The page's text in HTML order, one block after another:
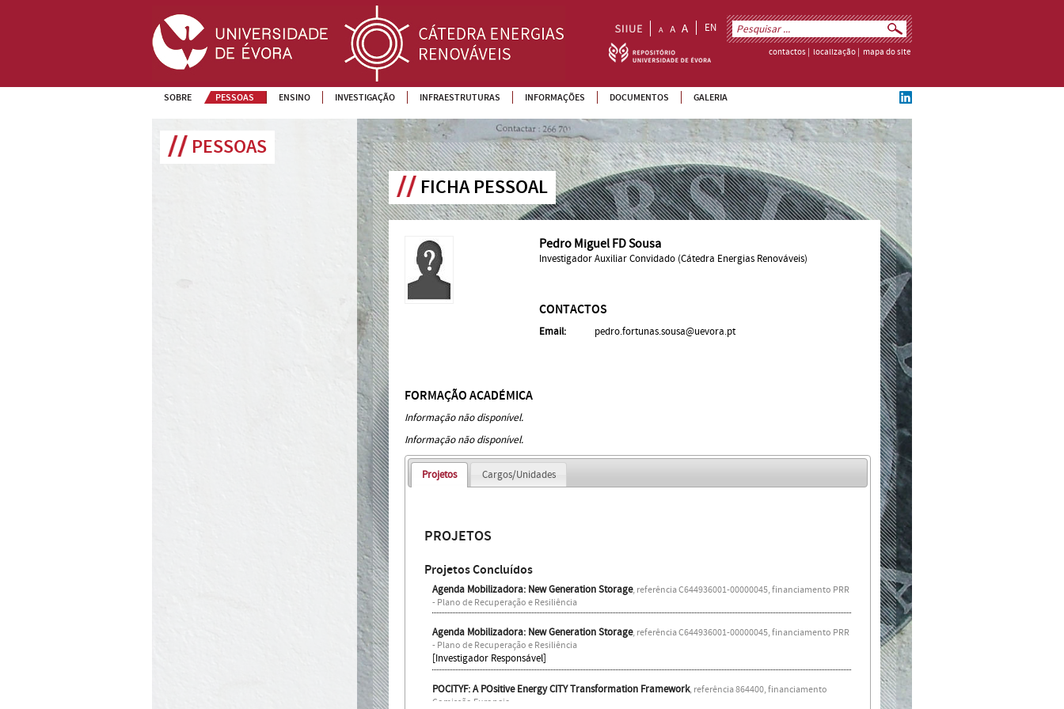
EN
contactos localização mapa do site
SOBRE PESSOAS ENSINO INVESTIGAÇÃO INFRAESTRUTURAS INFORMAÇÕES DOCUMENTOS GALERIA
PESSOAS
FICHA PESSOAL
Pedro Miguel FD Sousa
Investigador Auxiliar Convidado (Cátedra Energias Renováveis)
CONTACTOS
Email: pedro.fortunas.sousa@uevora.pt
FORMAÇÃO ACADÉMICA
Informação não disponível.
Informação não disponível.
Projetos Cargos/Unidades
PROJETOS
Projetos Concluídos
Agenda Mobilizadora: New Generation Storage, referência C644936001-00000045, financiamento PRR
- Plano de Recuperação e Resiliência
Agenda Mobilizadora: New Generation Storage, referência C644936001-00000045, financiamento PRR
- Plano de Recuperação e Resiliência
[Investigador Responsável]
POCITYF: A POsitive Energy CITY Transformation Framework, referência 864400, financiamento
Comissão Europeia